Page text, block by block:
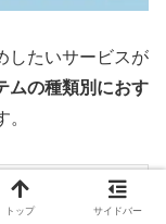
したいサービスが
ムの種類別におす
。
さっと
トップ サイドバー